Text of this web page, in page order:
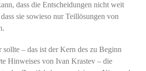
dass die Entscheidungen nicht weit
sie sowieso nur Teillösungen von
sollte – das ist der Kern des zu Beginn
Hinweises von Ivan Krastev – die